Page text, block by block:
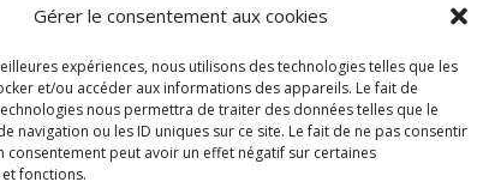
Gérer le consentement aux cookies
expériences, nous utilisons des technologies telles que les
et/ou accéder aux informations des appareils. Le fait de
nous permettra de traiter des données telles que le
navigation ou les ID uniques sur ce site. Le fait de ne pas consentir
consentement peut avoir un effet négatif sur certaines
fonctions.
celui que l’on a avec soi. C’est pourquoi, savoir
intéressant mais aussi très créatif.